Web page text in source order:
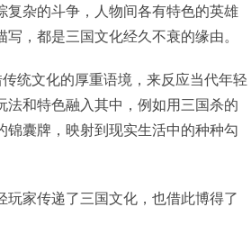
杂的斗争，人物间各有特色的英雄
，都是三国文化经久不衰的缘由。
统文化的厚重语境，来反应当代年轻
和特色融入其中，例如用三国杀的
囊牌，映射到现实生活中的种种勾
家传递了三国文化，也借此博得了